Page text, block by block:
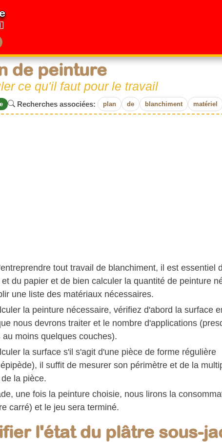
de peinture
ce qu'il faut pour le travail
Recherches associées: plan de blanchiment matériel
tout travail de blanchiment, il est essentiel
du papier et de bien calculer la quantité de peinture
une liste des matériaux nécessaires.
la peinture nécessaire, vérifiez d'abord la surface
nous devrons traiter et le nombre d'applications
au moins quelques couches).
la surface s'il s'agit d'une pièce de forme régulière
il suffit de mesurer son périmètre et de la
la pièce.
une fois la peinture choisie, nous lirons la
carré) et le jeu sera terminé.
l'état du plâtre sous-